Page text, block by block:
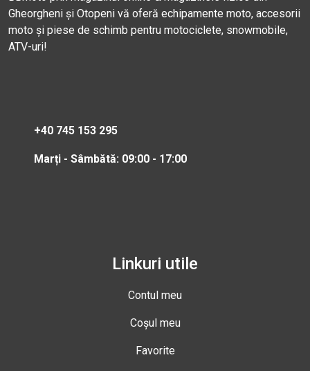
Gheorgheni și Otopeni vă oferă echipamente moto, accesorii
moto și piese de schimb pentru motociclete, snowmobile,
ATV-uri!
+40 745 153 295
Marți - Sâmbătă: 09:00 - 17:00
Linkuri utile
Contul meu
Coșul meu
Favorite